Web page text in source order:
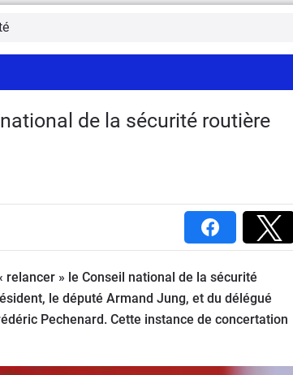
de la sécurité routière
» le Conseil national de la sécurité
le député Armand Jung, et du délégué
Pechenard. Cette instance de concertation